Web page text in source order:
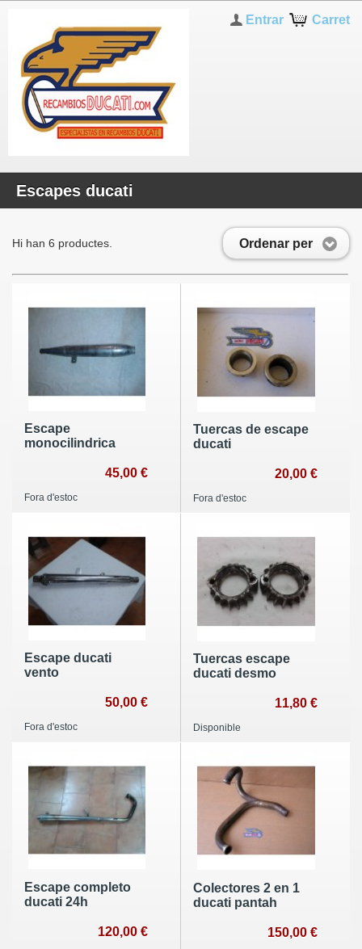
Carret
Entrar
Escapes ducati
Ordenar per
Hi han 6 productes.
Escape
monocilindrica
45,00 €
Fora d'estoc
Tuercas de escape
ducati
20,00 €
Fora d'estoc
Escape ducati
vento
50,00 €
Fora d'estoc
Tuercas escape
ducati desmo
11,80 €
Disponible
Escape completo
ducati 24h
120,00 €
Colectores 2 en 1
ducati pantah
150,00 €